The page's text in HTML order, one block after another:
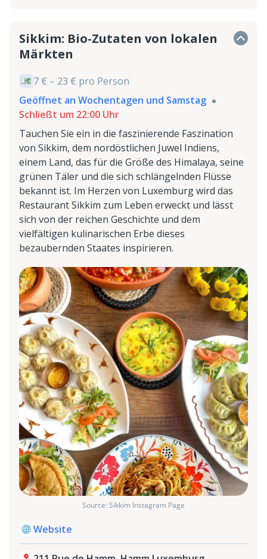
Sikkim: Bio-Zutaten von lokalen
Märkten
7 € – 23 € pro Person
Geöffnet an Wochentagen und Samstag
Schließt um 22:00 Uhr
Tauchen Sie ein in die faszinierende Faszination
von Sikkim, dem nordöstlichen Juwel Indiens,
einem Land, das für die Größe des Himalaya, seine
grünen Täler und die sich schlängelnden Flüsse
bekannt ist. Im Herzen von Luxemburg wird das
Restaurant Sikkim zum Leben erweckt und lässt
sich von der reichen Geschichte und dem
vielfältigen kulinarischen Erbe dieses
bezaubernden Staates inspirieren.
Source: Sikkim Instagram Page
Website